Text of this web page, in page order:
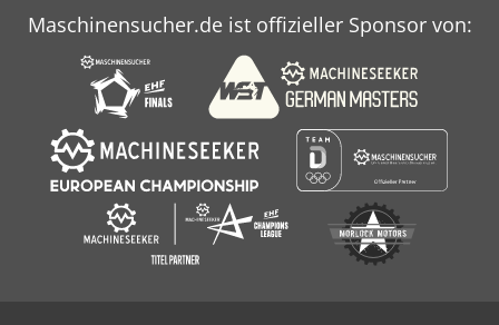
Maschinensucher.de ist offizieller Sponsor von: